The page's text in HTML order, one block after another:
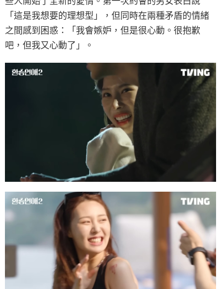
「這是我想要的理想型」，但同時在兩種矛盾的情緒
之間感到困惑：「我會嫉妒，但是很心動。很抱歉
吧，但我又心動了」。